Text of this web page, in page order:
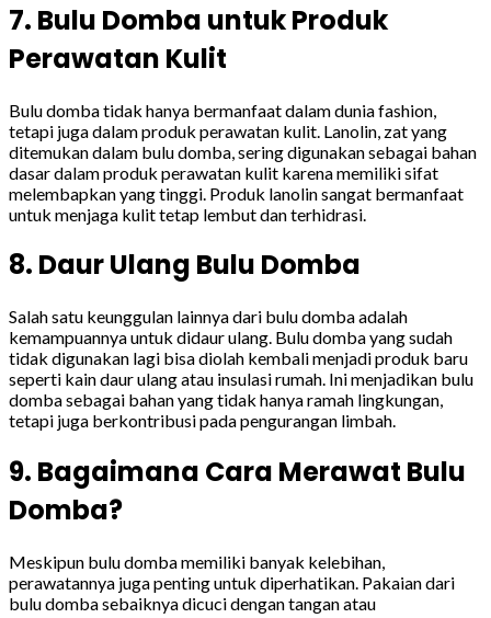
7. Bulu Domba untuk Produk
Perawatan Kulit
Bulu domba tidak hanya bermanfaat dalam dunia fashion,
tetapi juga dalam produk perawatan kulit. Lanolin, zat yang
ditemukan dalam bulu domba, sering digunakan sebagai bahan
dasar dalam produk perawatan kulit karena memiliki sifat
melembapkan yang tinggi. Produk lanolin sangat bermanfaat
untuk menjaga kulit tetap lembut dan terhidrasi.
8. Daur Ulang Bulu Domba
Salah satu keunggulan lainnya dari bulu domba adalah
kemampuannya untuk didaur ulang. Bulu domba yang sudah
tidak digunakan lagi bisa diolah kembali menjadi produk baru
seperti kain daur ulang atau insulasi rumah. Ini menjadikan bulu
domba sebagai bahan yang tidak hanya ramah lingkungan,
tetapi juga berkontribusi pada pengurangan limbah.
9. Bagaimana Cara Merawat Bulu
Domba?
Meskipun bulu domba memiliki banyak kelebihan,
perawatannya juga penting untuk diperhatikan. Pakaian dari
bulu domba sebaiknya dicuci dengan tangan atau